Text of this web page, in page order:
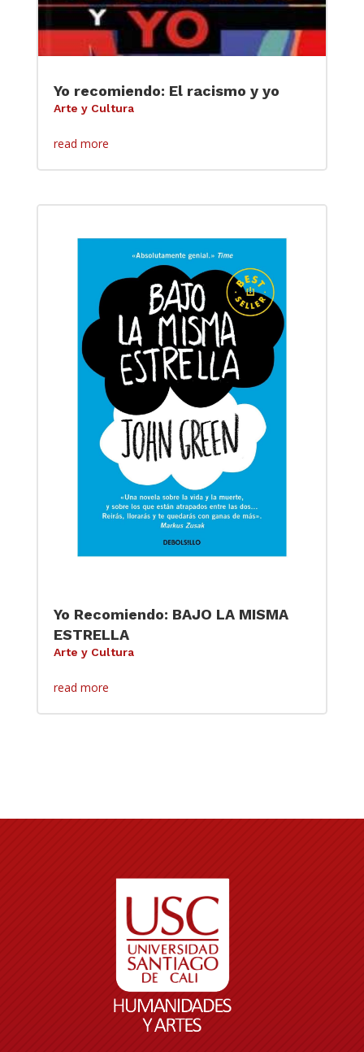
Yo recomiendo: El racismo y yo
Arte y Cultura
read more
Yo Recomiendo: BAJO LA MISMA
ESTRELLA
Arte y Cultura
read more